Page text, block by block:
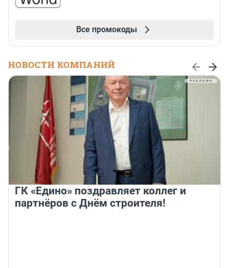
Все промокоды
НОВОСТИ КОМПАНИЙ
ГК «Едино» поздравляет коллег и
партнёров с Днём строителя!